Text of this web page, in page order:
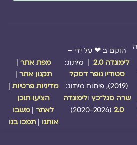
הוקם ב ❤ על ידי –
לימונדה 2.0
| מיתוג:
סטודיו נופר דסקל
שרה סגל־כץולימונדה
2.0
(2020-2026)
מפת אתר|
תקנון אתר|
מדיניות פרטיות|
הציעו תוכן
לאתר| משבו
אותנו| תמכו בנו